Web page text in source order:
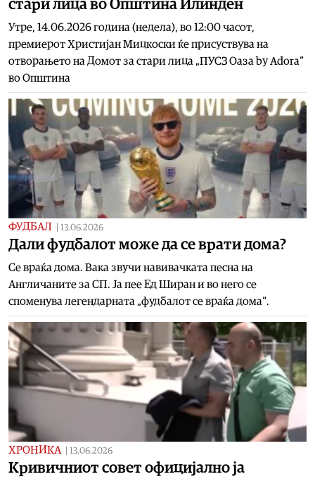
стари лица во Општина Илинден
Утре, 14.06.2026 година (недела), во 12:00 часот,
премиерот Христијан Мицкоски ќе присуствува на
отворањето на Домот за стари лица „ПУСЗ Оаза by Adora“
во Општина
ФУДБАЛ 13.06.2026
Дали фудбалот може да се врати дома?
Се враќа дома. Вака звучи навивачката песна на
Англичаните за СП. Ја пее Ед Ширан и во него се
споменува легендарната „фудбалот се враќа дома“.
ХРОНИКА 13.06.2026
Кривичниот совет официјално ја